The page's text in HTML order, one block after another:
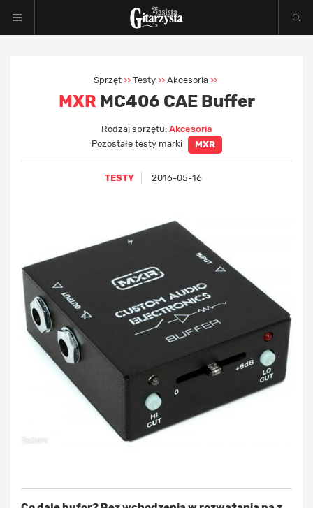
Sprzęt >> Testy >> Akcesoria >>
MXR MC406 CAE Buffer
Rodzaj sprzętu: Akcesoria
Pozostałe testy marki
MXR
TESTY 2016-05-16